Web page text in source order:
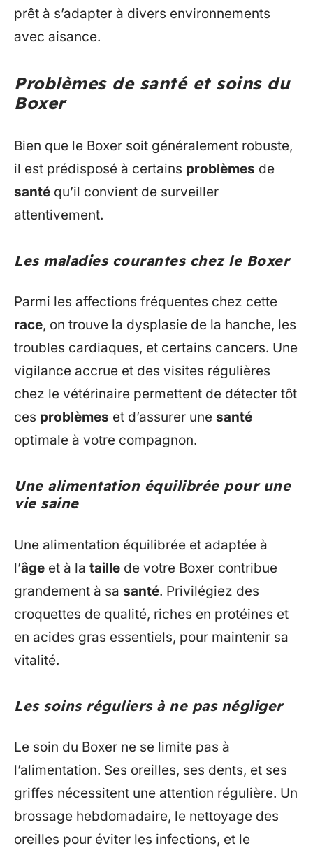
prêt à s’adapter à divers environnements
avec aisance.
Problèmes de santé et soins du
Boxer
Bien que le Boxer soit généralement robuste,
il est prédisposé à certains problèmes de
santé qu’il convient de surveiller
attentivement.
Les maladies courantes chez le Boxer
Parmi les affections fréquentes chez cette
race, on trouve la dysplasie de la hanche, les
troubles cardiaques, et certains cancers. Une
vigilance accrue et des visites régulières
chez le vétérinaire permettent de détecter tôt
ces problèmes et d’assurer une santé
optimale à votre compagnon.
Une alimentation équilibrée pour une
vie saine
Une alimentation équilibrée et adaptée à
l’âge et à la taille de votre Boxer contribue
grandement à sa santé. Privilégiez des
croquettes de qualité, riches en protéines et
en acides gras essentiels, pour maintenir sa
vitalité.
Les soins réguliers à ne pas négliger
Le soin du Boxer ne se limite pas à
l’alimentation. Ses oreilles, ses dents, et ses
griffes nécessitent une attention régulière. Un
brossage hebdomadaire, le nettoyage des
oreilles pour éviter les infections, et le